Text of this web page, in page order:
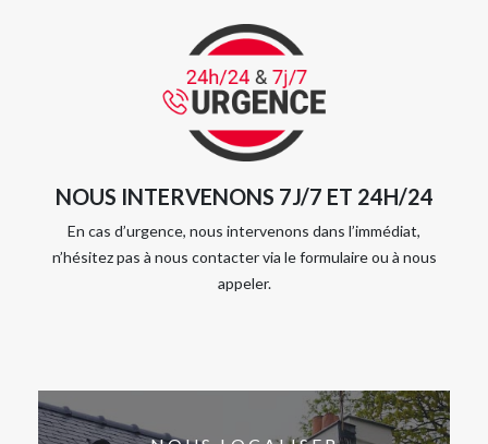
NOUS INTERVENONS 7J/7 ET 24H/24
En cas d’urgence, nous intervenons dans l’immédiat,
n’hésitez pas à nous contacter via le formulaire ou à nous
appeler.